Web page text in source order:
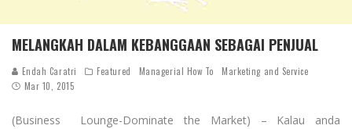
MELANGKAH DALAM KEBANGGAAN SEBAGAI PENJUAL
Endah Caratri Featured Managerial How To
Marketing and Service
Mar 10, 2015
(Business Lounge-Dominate the Market) – Kalau anda